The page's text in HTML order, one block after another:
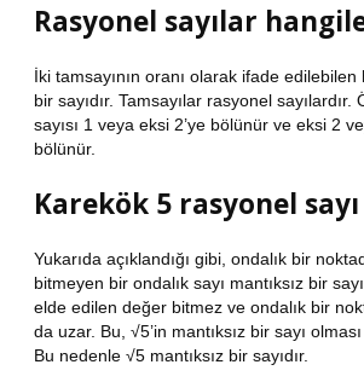
Rasyonel sayılar
İki tamsayının oranı olarak ifade
bir sayıdır. Tamsayılar rasyonel sayılardır.
sayısı 1 veya eksi 2’ye bölünür ve eksi 2
bölünür.
Karekök 5 rasyonel sayı
Yukarıda açıklandığı gibi, ondalık bir
bitmeyen bir ondalık sayı mantıksız bir
elde edilen değer bitmez ve ondalık bir
da uzar. Bu, √5’in mantıksız bir sayı
Bu nedenle √5 mantıksız bir sayıdır.